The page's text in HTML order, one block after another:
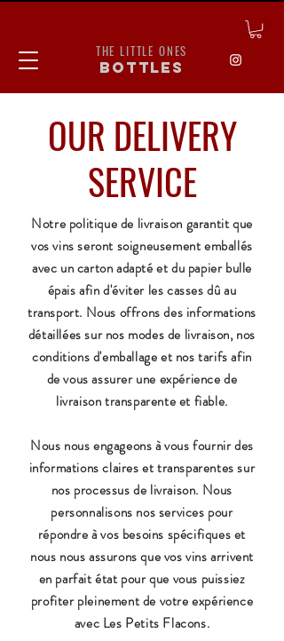
THE LITTLE ONES
bottles
OUR DELIVERY
SERVICE
Notre politique de livraison garantit que
vos vins seront soigneusement emballés
avec un carton adapté et du papier bulle
épais afin d'éviter les casses dû au
transport. Nous offrons des informations
détaillées sur nos modes de livraison, nos
conditions d'emballage et nos tarifs afin
de vous assurer une expérience de
livraison transparente et fiable.
Nous nous engageons à vous fournir des
informations claires et transparentes sur
nos processus de livraison. Nous
personnalisons nos services pour
répondre à vos besoins spécifiques et
nous nous assurons que vos vins arrivent
en parfait état pour que vous puissiez
profiter pleinement de votre expérience
avec Les Petits Flacons.